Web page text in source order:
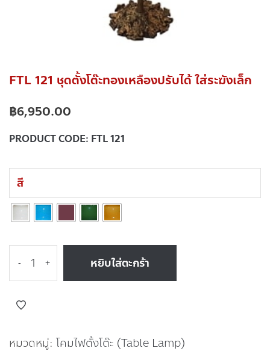
FTL 121 ชุดตั้งโต๊ะทองเหลืองปรับได้ ใส่ระฆังเล็ก
฿6,950.00
PRODUCT CODE: FTL 121
สี
- + หยิบใส่ตะกร้า
หมวดหมู่: โคมไฟตั้งโต๊ะ (Table Lamp)